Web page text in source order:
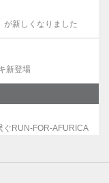
が新しくなりました
新登場
ぐRUN-FOR-AFURICA